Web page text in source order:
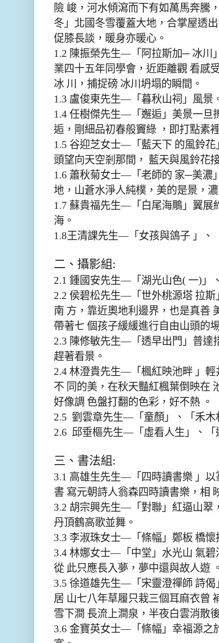
險 峻，河水傾瀉而下有如萬馬奔騰
冬」北國冬雪覆蓋大地，合掌屋透
促膝長談，暖身亦暖心。
1.2 陳振榮先生—「阿拉斯加─ 冰川
業四十五年同學會，近距離觀 看感
冰 川，捕捉磅 冰川坍塌的瞬間。
1.3 盧俊東先生—「暮秋山祠」風景
1.4 任樹傑先生—「邂逅」美景一旦
逅，剛細品初春般竇綠 ，即打點素
1.5 谷迎芝女士—「藍天下 的風鈴
頭望向天空剎那間， 藍天與風鈴花
1.6 蕭秋菊女士—「老師的 家─美濃
地，山蒼水淨人純樸，美的是景，
1.7 蘇貴福先生—「白尾海鵰」翼展
海。
1.8王清課先生—「女孩與鴿子 」、
二、攝影組:
2.1 鍾國安先生—「湖光山色( 一)」
2.2 侯碧松先生—「世外桃源塔 拉
南 方，靠近奧地利邊界，也是真善
帶著七 個孩子緩緩進行自由山頭的
2.3 陳修敏先生—「透早出門」普達
趕著看景。
2.4 林澄貴先生—「楓紅映池畔 」
不 同的美，在秋天豔紅楓葉倒映在
好像調 色盤打翻的色彩，好不熱 。
2.5 劉雲章先生—「童顏」、「禾
2.6 邱垂樞先生—「虛看人生」、「
三、書法組:
3.1 高雄生先生—「四時讀書樂 」
書 寫元朝詩人翁森四時讀書樂，相
3.2 胡宗興先生—「對聯」紅逼山翠
丹頂鶴高歌並舞。
3.3 李淑珠女士—「條幅」鄭板 橋懷
3.4 林娜女士—「中堂」水光山 氣
從 此只應長入夢，夢中還與故人遊
3.5 徐道雄先生—「宋靈澄禪師 詩
居 山七八年草履只栽三個耳麻衣曾
雪下澗 長流上澗泉，半夜白雲消散
3.6 金寶英女士—「條幅」幸福源之